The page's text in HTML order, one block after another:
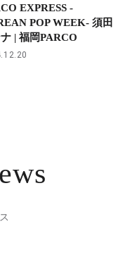
EXPRESS -
POP WEEK- 須田
| 福岡PARCO